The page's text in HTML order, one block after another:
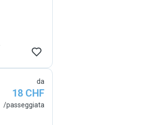
da
18 CHF
/passeggiata